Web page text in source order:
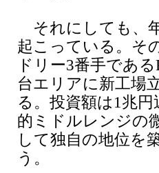
それにしても、
起こっている。そ
ドリー3番手であ
台エリアに新工場
る。投資額は1兆
的ミドルレンジの
して独自の地位を
う。